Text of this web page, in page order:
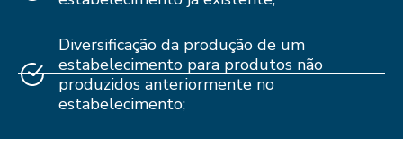
Diversificação da produção de um
estabelecimento para produtos não
produzidos anteriormente no
estabelecimento;